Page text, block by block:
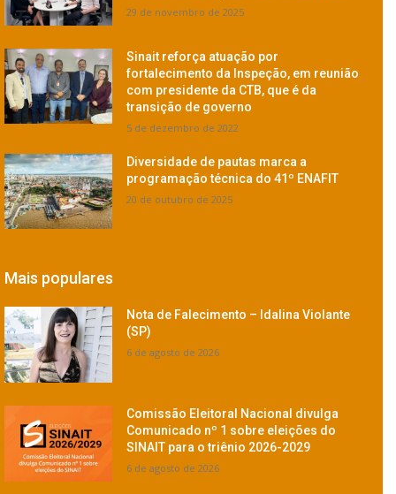
29 de novembro de 2025
Sinait reforça atuação por
fortalecimento da Inspeção, em reunião
com presidente da CTB, que é da
transição de governo
5 de dezembro de 2022
Diversidade de pautas marca a
programação técnica do 41º ENAFIT
20 de outubro de 2025
Mais populares
Nota de Falecimento – Idalina Violante
(SP)
6 de agosto de 2026
Comissão Eleitoral Nacional divulga
Comunicado nº 1 sobre eleições do
SINAIT para o triênio 2026-2029
6 de agosto de 2026